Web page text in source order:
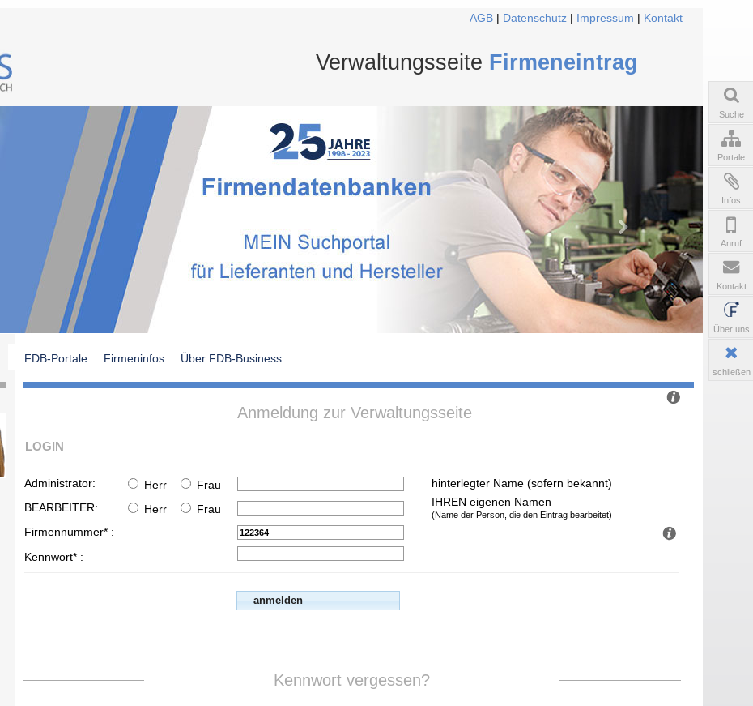
AGB Datenschutz Impressum Kontakt
Verwaltungsseite Firmeneintrag
FDB-Portale Firmeninfos Über FDB-Business
Anmeldung zur Verwaltungsseite
LOGIN
Administrator: Herr Frau
hinterlegter Name (sofern bekannt)
BEARBEITER:
Herr Frau
IHREN eigenen Namen
(Name der Person, die den Eintrag bearbeitet)
Firmennummer* :
Kennwort* :
Kennwort vergessen?
Suche
Portale
Infos
Anruf
Kontakt
Über uns
schließen